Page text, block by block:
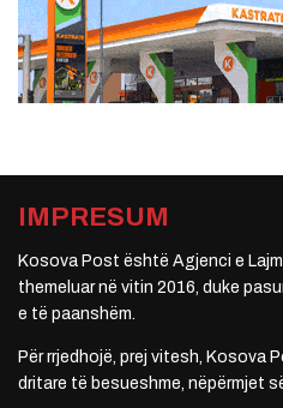
IMPRESUM
Kosova Post është Agjenci e
themeluar në vitin 2016, duke
e të paanshëm.
Për rrjedhojë, prej vitesh, Kosova
dritare të besueshme, nëpërmjet